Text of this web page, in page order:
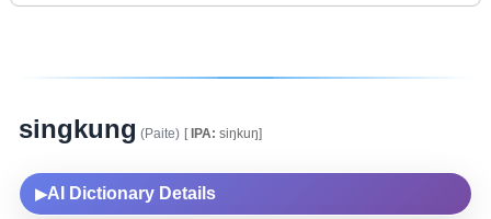
singkung (Paite) [IPA: siŋkuŋ]
▶AI Dictionary Details